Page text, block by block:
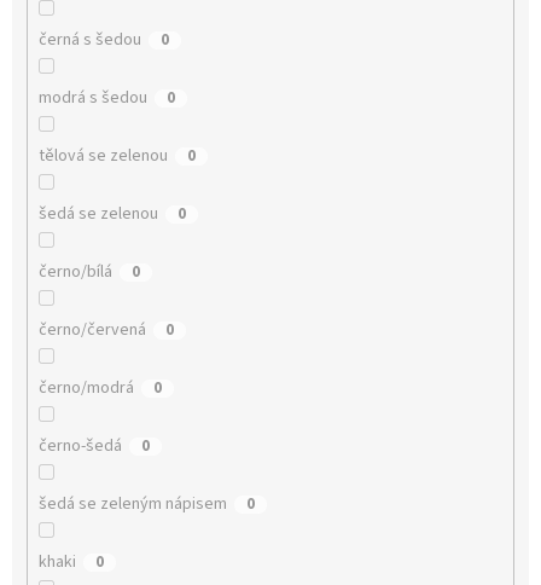
černá s šedou 0
modrá s šedou 0
tělová se zelenou 0
šedá se zelenou 0
černo/bílá 0
černo/červená 0
černo/modrá 0
černo-šedá 0
šedá se zeleným nápisem 0
khaki 0